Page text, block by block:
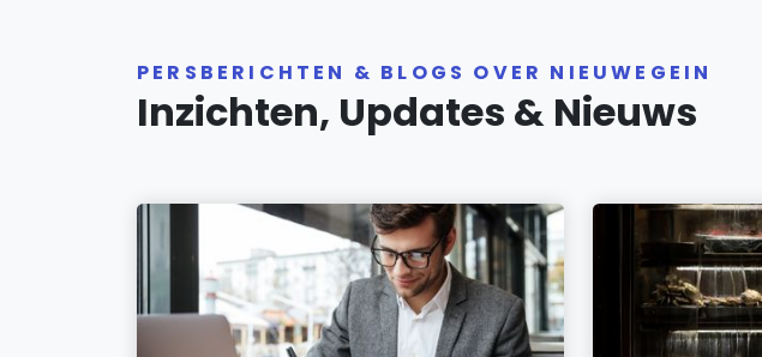
PERSBERICHTEN & BLOGS OVER NIEUWEGEIN
Inzichten, Updates & Nieuws